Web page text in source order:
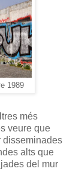
1989
més
veure que
disseminades
alts que
del mur